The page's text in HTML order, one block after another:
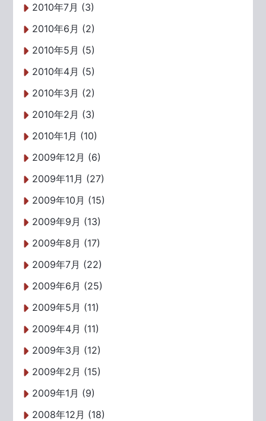
2010年7月 (3)
2010年6月 (2)
2010年5月 (5)
2010年4月 (5)
2010年3月 (2)
2010年2月 (3)
2010年1月 (10)
2009年12月 (6)
2009年11月 (27)
2009年10月 (15)
2009年9月 (13)
2009年8月 (17)
2009年7月 (22)
2009年6月 (25)
2009年5月 (11)
2009年4月 (11)
2009年3月 (12)
2009年2月 (15)
2009年1月 (9)
2008年12月 (18)